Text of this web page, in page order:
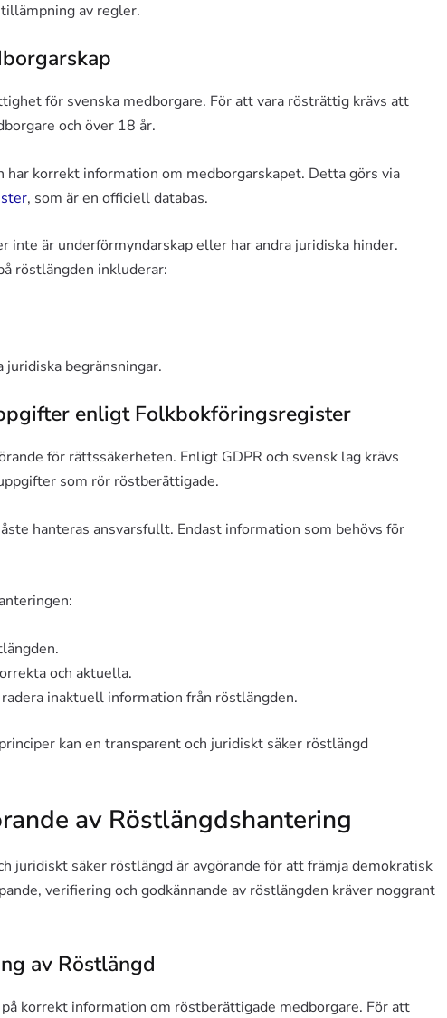
av regler.
för svenska medborgare. För att vara rösträttig krävs att
och över 18 år.
korrekt information om medborgarskapet. Detta görs via
, som är en officiell databas.
inte är underförmyndarskap eller har andra juridiska hinder.
röstlängden inkluderar:
begränsningar.
enligt Folkbokföringsregister
för rättssäkerheten. Enligt GDPR och svensk lag krävs
som rör röstberättigade.
hanteras ansvarsfullt. Endast information som behövs för
och aktuella.
inaktuell information från röstlängden.
kan en transparent och juridiskt säker röstlängd
av Röstlängdshantering
juridiskt säker röstlängd är avgörande för att främja demokratisk
verifiering och godkännande av röstlängden kräver noggrant
av Röstlängd
korrekt information om röstberättigade medborgare. För att